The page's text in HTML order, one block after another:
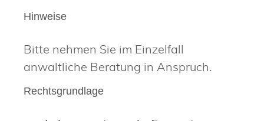
Hinweise
Bitte nehmen Sie im Einzelfall
anwaltliche Beratung in Anspruch.
Rechtsgrundlage